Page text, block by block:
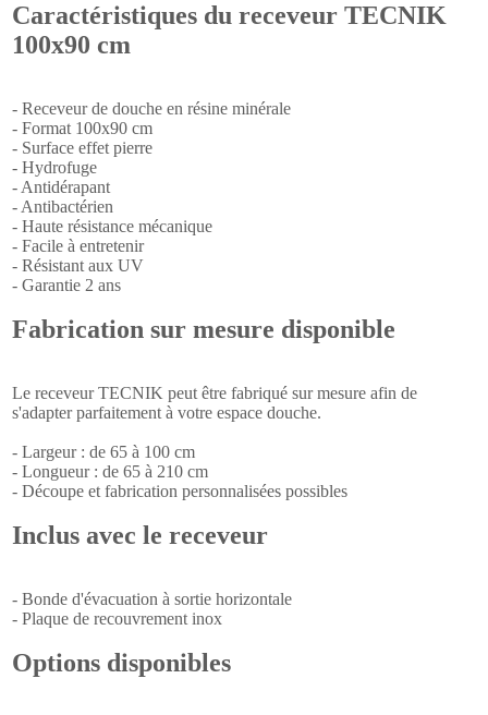
Caractéristiques du receveur TECNIK
100x90 cm
- Receveur de douche en résine minérale
- Format 100x90 cm
- Surface effet pierre
- Hydrofuge
- Antidérapant
- Antibactérien
- Haute résistance mécanique
- Facile à entretenir
- Résistant aux UV
- Garantie 2 ans
Fabrication sur mesure disponible
Le receveur TECNIK peut être fabriqué sur mesure afin de
s'adapter parfaitement à votre espace douche.
- Largeur : de 65 à 100 cm
- Longueur : de 65 à 210 cm
- Découpe et fabrication personnalisées possibles
Inclus avec le receveur
- Bonde d'évacuation à sortie horizontale
- Plaque de recouvrement inox
Options disponibles